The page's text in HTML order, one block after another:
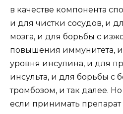
в качестве компонента
и для чистки сосудов, и
мозга, и для борьбы с
повышения иммунитета,
уровня инсулина, и для
инсульта, и для борьбы с
тромбозом, и так далее. Но
если принимать